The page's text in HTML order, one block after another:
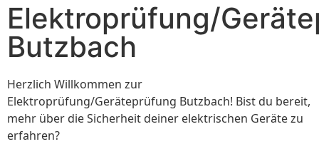
Elektroprüfung/
Butzbach
Herzlich Willkommen zur
Elektroprüfung/Geräteprüfung Butzbach! Bist du bereit,
mehr über die Sicherheit deiner elektrischen Geräte zu
erfahren?